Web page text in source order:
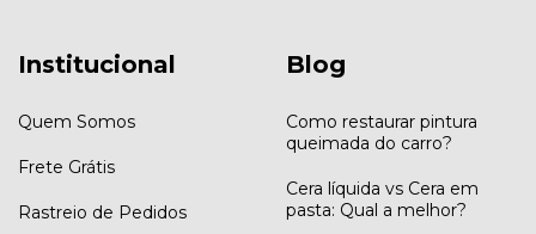
Institucional
Quem Somos
Frete Grátis
Rastreio de Pedidos
Blog
Como restaurar pintura
queimada do carro?
Cera líquida vs Cera em
pasta: Qual a melhor?